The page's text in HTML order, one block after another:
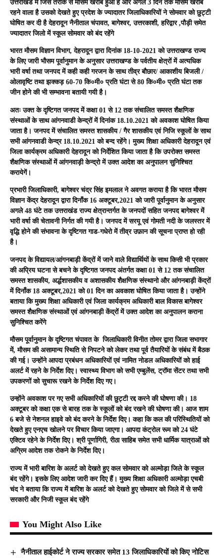
उत्तराखंड में जिस तरीके से मौसम खराब हुआ है और अगले 3 दिन तक मौसम खराब
रहने वाला है उसको देखते हुए प्रदेश के ज्यादातर जिलाधिकारियों ने सोमवार को छुट्टी
घोषित कर दी है देहरादून नैनीताल चंपावत, बागेश्वर, उत्तरकाशी, हरिद्वार ,पौड़ी समेत
ज्यादातर जिलो में स्कूल सोमवार को बंद रहेंगे
भारत मौसम विज्ञान विभाग, देहरादून द्वारा दिनांक 18-10-2021 को उत्तराखण्ड राज्य
के लिए जारी भौसम पूर्वानुमान के अनुसार उत्तराखण्ड के पर्वतीय क्षेत्रों में अत्यधिक
भारी वर्षा तथा जनपद में कही कही गरजन के साथ तीव्र बौछार/ आकाशीय बिजली /
ओलावृष्टि तथा झक्कड़ 60-70 कि०मी० प्रति घंटा से 80 कि०मी० प्रति घंटा तक
जीन होने की भी सम्भावना बतायी गयी है।
अतः उक्त के दृष्टिगत जनपद में कक्षा 01 से 12 तक संचालित समस्त शैक्षणिक
संस्थाओं के साथ आंगनवाडी केन्द्रों में दिनांक 18.10.2021 को अवकाश घोषित किया
जाता है। जनपद में संचालित समस्त शासकीय / गैर शासकीय एवं निजि स्कूलों के साथ
सभी आंगनवाडी केन्द्र 18.10.2021 को बन्द रहेंगे। मुख्य शिक्षा अधिकारी देहरादून एवं
जिला कार्यक्रम अधिकारी देहरादून को निर्देशित किया जाता है कि उपरोक्त समस्त
शैक्षणिक संस्थाओं में आंगनवाड़ी केन्द्रो में उक्त आदेश का अनुपालन सुनिश्चित
करायेगें।
प्रभारी जिलाधिकारी, बागेश्वर चंद्र सिंह इमलाल ने अवगत कराया है कि भारत मौसम
विज्ञान केंद्र देहरादून द्वारा दिनाँक 16 अक्टूबर,2021 को जारी पूर्वानुमान के अनुसार
अगले 48 घंटे तक उत्तराखंड राज्य क्षेत्रान्तर्गत के जनपदों सहित जनपद बागेश्वर में
भारी वर्षा की चेतावनी निर्गत की गयी है। जनपद में सरयू एवं गोमती नदी के जलस्तर में
वृद्धि होने की संभावना के दृष्टिगत गाड-गधेरो में तीव्र उफ़ान की सूचना प्राप्त हो रही
है।
जनपद के विद्यायल/आंगनबाड़ी केंद्रों में जाने वाले विद्यार्थियों के साथ किसी भी प्रकार
की अप्रिय घटना से बचने के दृष्टिगत जनपद अंतर्गत कक्षा 01 से 12 तक संचालित
समस्त शासकीय, अर्द्धशासकीय व अशासकीय शैक्षणिक संस्थानो और आंगनबाड़ी केंद्रों
में दिनाँक 18 अक्टूबर,2021 को 01 दिन का अवकाश घोषित किया जाता है। उन्होंने
बताया कि मुख्य शिक्षा अधिकारी एवं जिला कार्यक्रम अधिकारी बाल विकास बागेश्वर
समस्त शैक्षणिक संस्थाओं एवं आंगनबाड़ी केंद्रों में उक्त आदेश का अनुपालन कराना
सुनिश्चित करेंगे
मौसम पूर्वानुमान के दृष्टिगत चंपावत के जिलाधिकारी विनीत तोमर द्वारा जिला सभागार
में, मौसम की असामान्य स्थिति से निपटने को लेकर तथा पूर्व तैयारियों के संबंध में बैठक
की गई। उन्होंने आपदा प्रबंधन अधिकारियों एवं नामित नोडल अधिकारियों को हाई
अलर्ट में रहने के निर्देश दिए। स्वास्थ्य विभाग को सभी एम्बुलेंस, ट्रॉमा सेंटर तथा सभी
उपकरणों को सुचारू रखने के निर्देश दिए गए।
उन्होंने अवकाश पर गए सभी अधिकारियों की छुट्टी रद्द करने की घोषणा की। 18
अक्टूबर को कक्षा एक से बारह तक के स्कूलों को बंद रखने की घोषणा की। आज शाम
6 बजे से नेशनल हाइवे को बंद करने के निर्देश दिए। कहा कि कल की परिस्थितियों को
देखते हुए एनएच खोलने पर विचार किया जाएगा। आपदा कंट्रोल रूम को 24 घंटे
एक्टिव रहेने के निर्देश दिए। श्री पूर्णागिरी, रीठा साहिब समेत सभी धार्मिक यात्राओं को
अग्रिम आदेश तक रोकने के निर्देश दिए।
राज्य में भारी बारिश के अलर्ट को देखते हुए कल सोमवार को अल्मोड़ा जिले के स्कूल
बंद रहेंगे। इसके लिए आदेश जारी कर दिए हैं। मुख्य शिक्षा अधिकारी अल्मोड़ा एचबी
चंद ने बताया कि राज्य में बारिश के अलर्ट को देखते हुए सोमवार को जिले में से सभी
सरकारी और निजी स्कूल बंद रहेंगे
You Might Also Like
नैनीताल हाईकोर्ट ने राज्य सरकार समेत 13 जिलाधिकारियों को किए नोटिस